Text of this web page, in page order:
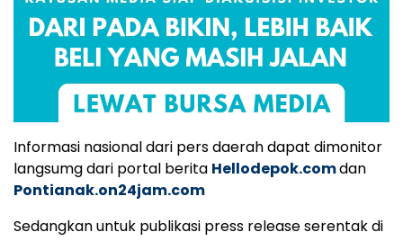
Informasi nasional dari pers daerah dapat dimonitor
langsumg dari portal berita Hellodepok.comdan
Pontianak.on24jam.com
Sedangkan untuk publikasi press release serentak di